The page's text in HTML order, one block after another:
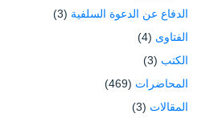
الدفاع عن الدعوة السلفية (3)
الفتاوى (4)
الكتب (3)
المحاضرات (469)
المقالات (3)